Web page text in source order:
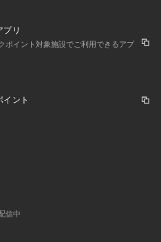
リ
ポイント対象施設でご利用できるアプ
ント
信中